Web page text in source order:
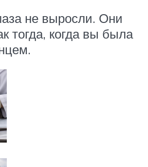
не выросли. Они
тогда, когда вы была